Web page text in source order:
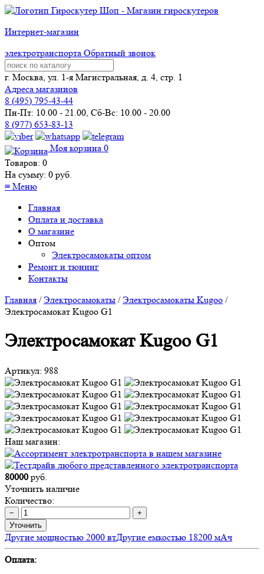
Интернет-магазин
электротранспорта Обратный звонок
г. Москва, ул. 1-я Магистральная, д. 4, стр. 1
Адреса магазинов
8 (495) 795-43-44
Пн-Пт: 10.00 - 21.00, Сб-Вс: 10.00 - 20.00
8 (977) 653-83-13
Моя корзина 0
Товаров: 0
На сумму: 0 руб.
≡ Меню
Главная
Оплата и доставка
О магазине
Оптом
Электросамокаты оптом
Ремонт и тюнинг
Контакты
Главная /Электросамокаты /Электросамокаты Kugoo /
Электросамокат Kugoo G1
Электросамокат Kugoo G1
Артикул: 988
Наш магазин:
80000 руб.
Уточнить наличие
Количество:
−
+
Уточнить
Другие мощностью 2000 втДругие емкостью 18200 мАч
Оплата: